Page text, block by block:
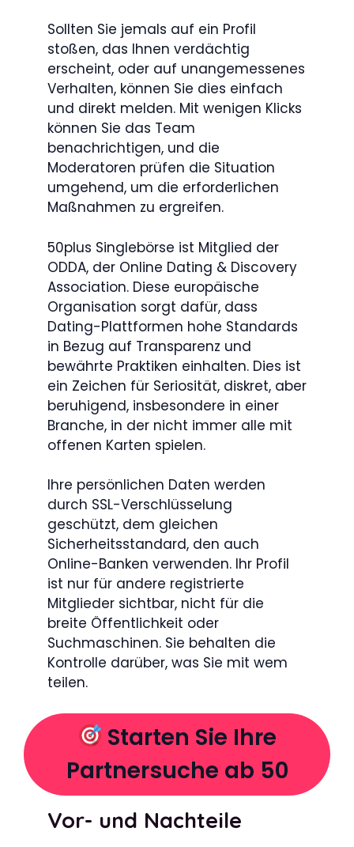
Sollten Sie jemals auf ein Profil
stoßen, das Ihnen verdächtig
erscheint, oder auf unangemessenes
Verhalten, können Sie dies einfach
und direkt melden. Mit wenigen Klicks
können Sie das Team
benachrichtigen, und die
Moderatoren prüfen die Situation
umgehend, um die erforderlichen
Maßnahmen zu ergreifen.
50plus Singlebörse ist Mitglied der
ODDA, der Online Dating & Discovery
Association. Diese europäische
Organisation sorgt dafür, dass
Dating-Plattformen hohe Standards
in Bezug auf Transparenz und
bewährte Praktiken einhalten. Dies ist
ein Zeichen für Seriosität, diskret, aber
beruhigend, insbesondere in einer
Branche, in der nicht immer alle mit
offenen Karten spielen.
Ihre persönlichen Daten werden
durch SSL-Verschlüsselung
geschützt, dem gleichen
Sicherheitsstandard, den auch
Online-Banken verwenden. Ihr Profil
ist nur für andere registrierte
Mitglieder sichtbar, nicht für die
breite Öffentlichkeit oder
Suchmaschinen. Sie behalten die
Kontrolle darüber, was Sie mit wem
teilen.
Starten Sie Ihre
Partnersuche ab 50
Vor- und Nachteile